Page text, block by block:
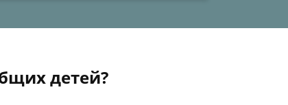
детей?